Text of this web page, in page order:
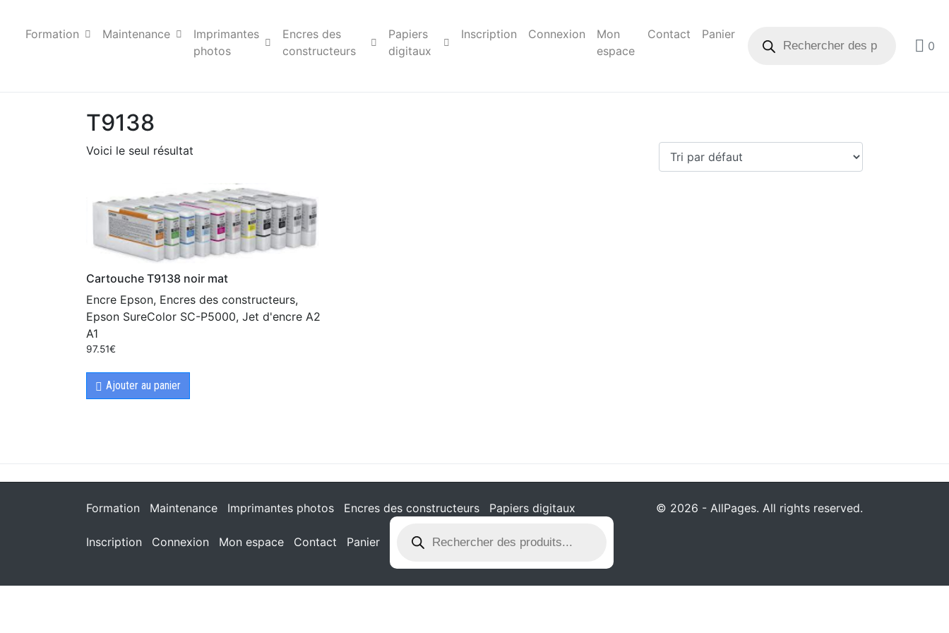
Formation Maintenance
Imprimantes
photos
Encres des
constructeurs
Papiers
digitaux
Inscription Connexion
Mon
espace
Contact
Panier
0
T9138
Voici le seul résultat
Cartouche T9138 noir mat
Encre Epson, Encres des constructeurs,
Epson SureColor SC-P5000, Jet d'encre A2
A1
97.51€
Ajouter au panier
Formation Maintenance Imprimantes photos Encres des constructeurs Papiers digitaux
Inscription Connexion Mon espace Contact Panier
© 2026 - AllPages. All rights reserved.